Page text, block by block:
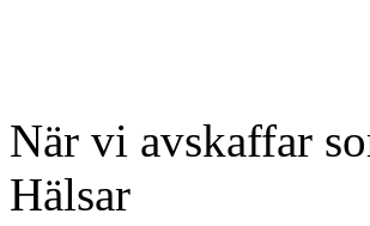
När vi avskaffar
Hälsar